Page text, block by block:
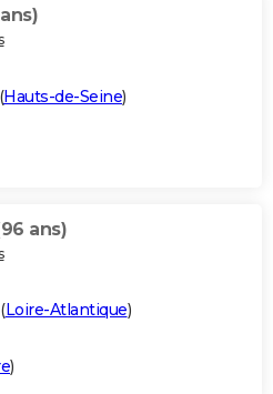
(Hauts-de-Seine)
ans)
Loire-Atlantique)
)